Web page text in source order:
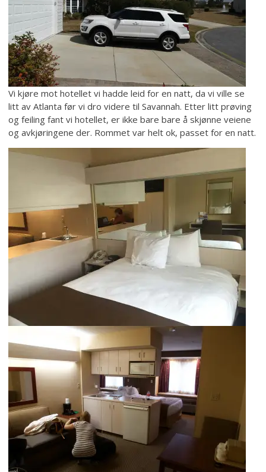
Vi kjøre mot hotellet vi hadde leid for en natt, da vi ville se
litt av Atlanta før vi dro videre til Savannah. Etter litt prøving
og feiling fant vi hotellet, er ikke bare bare å skjønne veiene
og avkjøringene der. Rommet var helt ok, passet for en natt.